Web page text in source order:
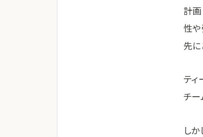
計画
性
先
テ
チー
し